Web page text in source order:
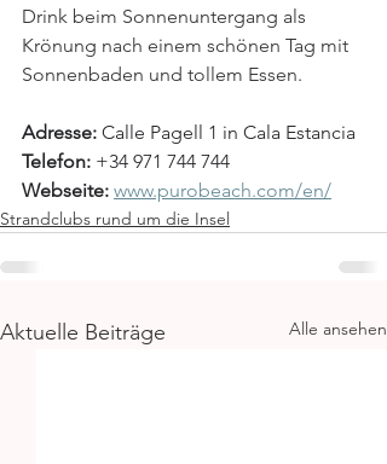
Drink beim Sonnenuntergang als
Krönung nach einem schönen Tag mit
Sonnenbaden und tollem Essen.
Adresse: Calle Pagell 1 in Cala Estancia
Telefon: +34 971 744 744
Webseite: www.purobeach.com/en/
Strandclubs rund um die Insel
Aktuelle Beiträge Alle ansehen